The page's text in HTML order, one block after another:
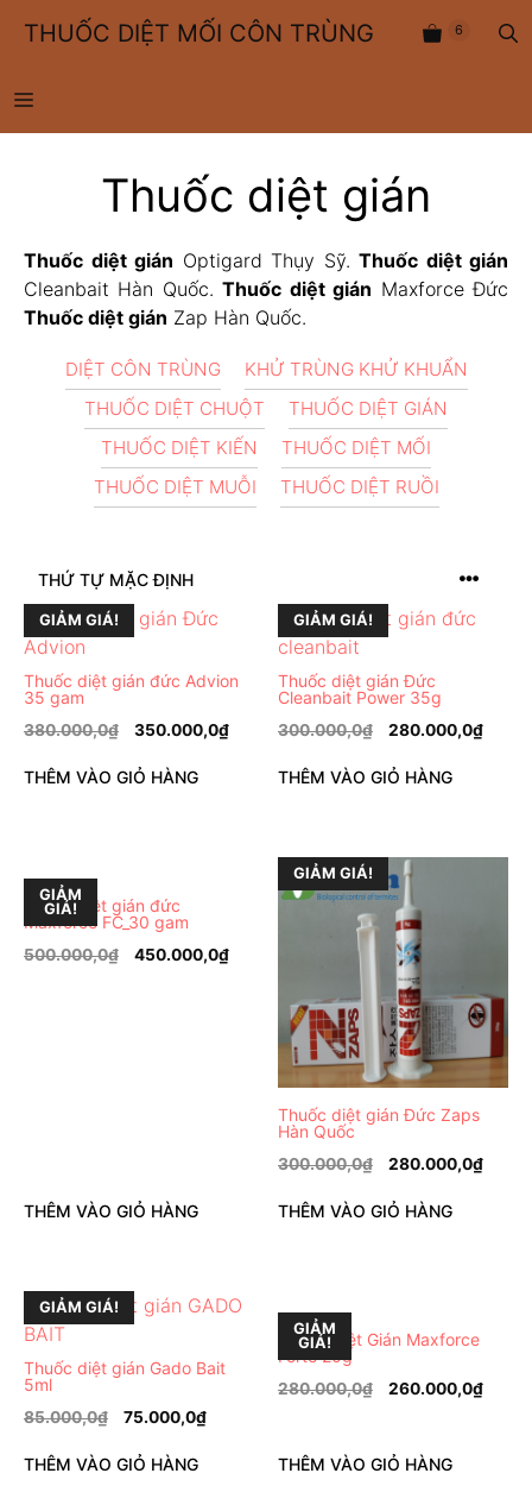
đến
dung
THUỐC DIỆT MỐI CÔN TRÙNG
MENU
6
Thuốc diệt gián
Thuốc diệt gián Optigard Thụy Sỹ. Thuốc diệt gián
Cleanbait Hàn Quốc.Thuốc diệt gián Maxforce Đức
Thuốc diệt gián Zap Hàn Quốc.
DIỆT CÔN TRÙNG
KHỬ TRÙNG KHỬ KHUẨN
THUỐC DIỆT CHUỘT
THUỐC DIỆT GIÁN
THUỐC DIỆT KIẾN
THUỐC DIỆT MỐI
THUỐC DIỆT MUỖI
THUỐC DIỆT RUỒI
GIẢM GIÁ!
Thuốc diệt gián đức Advion
35 gam
380.000,0₫ 350.000,0₫
THÊM VÀO GIỎ HÀNG
GIẢM GIÁ!
Thuốc diệt gián Đức
Cleanbait Power 35g
300.000,0₫ 280.000,0₫
THÊM VÀO GIỎ HÀNG
GIẢM
GIÁ!
Thuốc diệt gián đức
Maxforce FC_30 gam
500.000,0₫ 450.000,0₫
THÊM VÀO GIỎ HÀNG
GIẢM GIÁ!
Thuốc diệt gián Đức Zaps
Hàn Quốc
300.000,0₫ 280.000,0₫
THÊM VÀO GIỎ HÀNG
GIẢM GIÁ!
Thuốc diệt gián Gado Bait
5ml
85.000,0₫ 75.000,0₫
THÊM VÀO GIỎ HÀNG
GIẢM
GIÁ!
Thuốc Diệt Gián Maxforce
Forte 20g
280.000,0₫ 260.000,0₫
THÊM VÀO GIỎ HÀNG